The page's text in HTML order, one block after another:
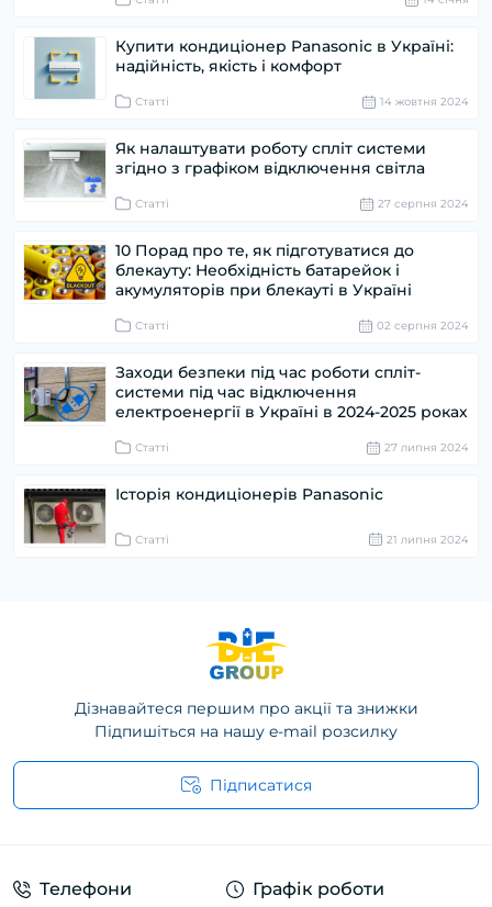
Купити кондиціонер Panasonic в Україні:
надійність, якість і комфорт
Статті 14 жовтня 2024
Як налаштувати роботу спліт системи
згідно з графіком відключення світла
Статті 27 серпня 2024
10 Порад про те, як підготуватися до
блекауту: Необхідність батарейок і
акумуляторів при блекауті в Україні
Статті 02 серпня 2024
Заходи безпеки під час роботи спліт-
системи під час відключення
електроенергії в Україні в 2024-2025 роках
Статті 27 липня 2024
Історія кондиціонерів Panasonic
Статті 21 липня 2024
Дізнавайтеся першим про акції та знижки
Підпишіться на нашу e-mail розсилку
Підписатися
Телефони Графік роботи